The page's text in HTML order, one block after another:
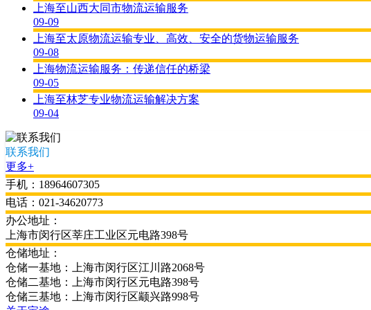
上海至山西大同市物流运输服务
09-09
上海至太原物流运输专业、高效、安全的货物运输服务
09-08
上海物流运输服务：传递信任的桥梁
09-05
上海至林芝专业物流运输解决方案
09-04
联系我们
更多+
手机：18964607305
电话：021-34620773
办公地址：
上海市闵行区莘庄工业区元电路398号
仓储地址：
仓储一基地：上海市闵行区江川路2068号
仓储二基地：上海市闵行区元电路398号
仓储三基地：上海市闵行区颛兴路998号